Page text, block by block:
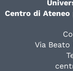
Centro di
Via Beato